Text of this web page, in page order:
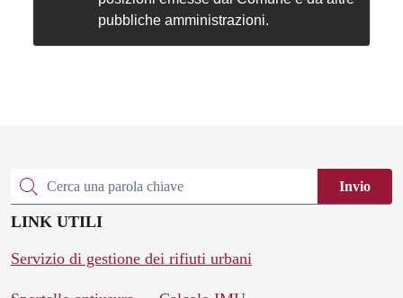
pubbliche amministrazioni.
Cerca una parola chiave Invio
LINK UTILI
Servizio di gestione dei rifiuti urbani